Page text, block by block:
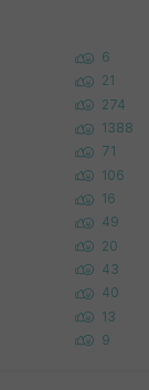
6
21
274
1388
71
106
16
49
20
43
40
13
9